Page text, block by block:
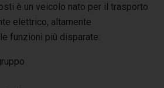
è un veicolo nato per il trasporto
elettrico, altamente
funzioni più disparate: